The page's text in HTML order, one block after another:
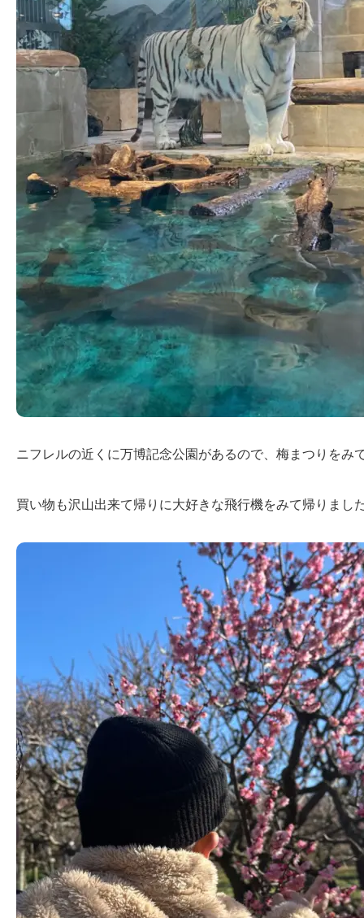
ニフレルの近くに万博記念公園があるので、梅まつりをみ
買い物も沢山出来て帰りに大好きな飛行機をみて帰りまし